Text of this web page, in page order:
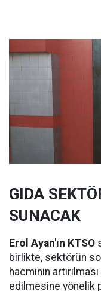
GIDA
SUNACAK
Erol Ayan'ın KTSO
birlikte, sektörün
hacminin
edilmesine yönelik